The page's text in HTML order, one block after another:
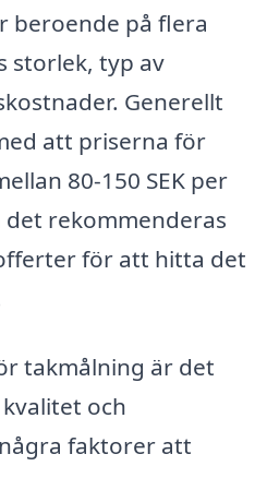
beroende på flera
storlek, typ av
Generellt
att priserna för
80-150 SEK per
rekommenderas
för att hitta det
takmålning är det
och
faktorer att